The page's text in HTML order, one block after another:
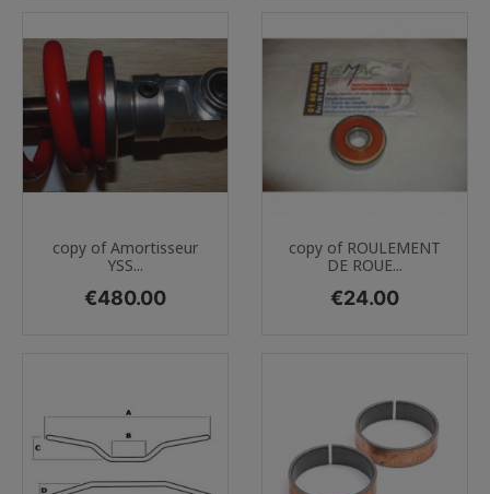
copy of Amortisseur
YSS...
Price
€480.00
copy of ROULEMENT
DE ROUE...
Price
€24.00